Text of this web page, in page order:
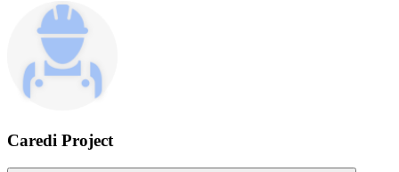
Caredi Project